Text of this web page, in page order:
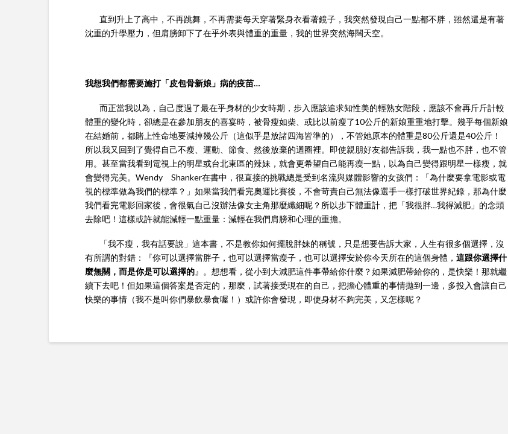
直到升上了高中，不再跳舞，不再需要每天穿著緊身衣看著鏡子，我突然發現自己一點都不胖，雖然還是有著
沈重的升學壓力，但肩膀卸下了在乎外表與體重的重量，我的世界突然海闊天空。
我想我們都需要施打「皮包骨新娘」病的疫苗…
而正當我以為，自己度過了最在乎身材的少女時期，步入應該追求知性美的輕熟女階段，應該不會再斤斤計較
體重的變化時，卻總是在參加朋友的喜宴時，被骨瘦如柴、或比以前瘦了10公斤的新娘重重地打擊。幾乎每個新娘
在結婚前，都賭上性命地要減掉幾公斤（這似乎是放諸四海皆準的），不管她原本的體重是80公斤還是40公斤！
所以我又回到了覺得自己不瘦、運動、節食、然後放棄的迴圈裡。即使親朋好友都告訴我，我一點也不胖，也不管
用。甚至當我看到電視上的明星或台北東區的辣妹，就會更希望自己能再瘦一點，以為自己變得跟明星一樣瘦，就
會變得完美。Wendy Shanker在書中，很直接的挑戰總是受到名流與媒體影響的女孩們：「為什麼要拿電影或電
視的標準做為我們的標準？」如果當我們看完奧運比賽後，不會苛責自己無法像選手一樣打破世界紀錄，那為什麼
我們看完電影回家後，會很氣自己沒辦法像女主角那麼纖細呢？所以步下體重計，把「我很胖…我得減肥」的念頭
去除吧！這樣或許就能減輕一點重量：減輕在我們肩膀和心理的重擔。
「我不瘦，我有話要說」這本書，不是教你如何擺脫胖妹的稱號，只是想要告訴大家，人生有很多個選擇，沒
有所謂的對錯：『你可以選擇當胖子，也可以選擇當瘦子，也可以選擇安於你今天所在的這個身體， 這跟你選擇什
麼無關，而是你是可以選擇的』。想想看，從小到大減肥這件事帶給你什麼？如果減肥帶給你的，是快樂！那就繼
續下去吧！但如果這個答案是否定的，那麼，試著接受現在的自己，把擔心體重的事情拋到一邊，多投入會讓自己
快樂的事情（我不是叫你們暴飲暴食喔！）或許你會發現，即使身材不夠完美，又怎樣呢？